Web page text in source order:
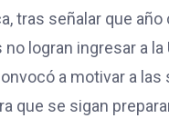
tras señalar que año
logran ingresar a la
a motivar a las
que se sigan